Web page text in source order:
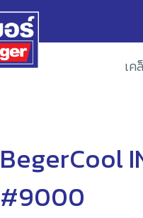
เค
BegerCool
#9000